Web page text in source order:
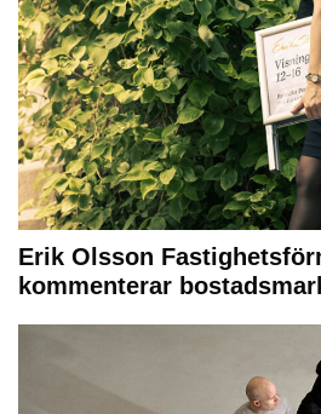
Erik Olsson
kommenterar